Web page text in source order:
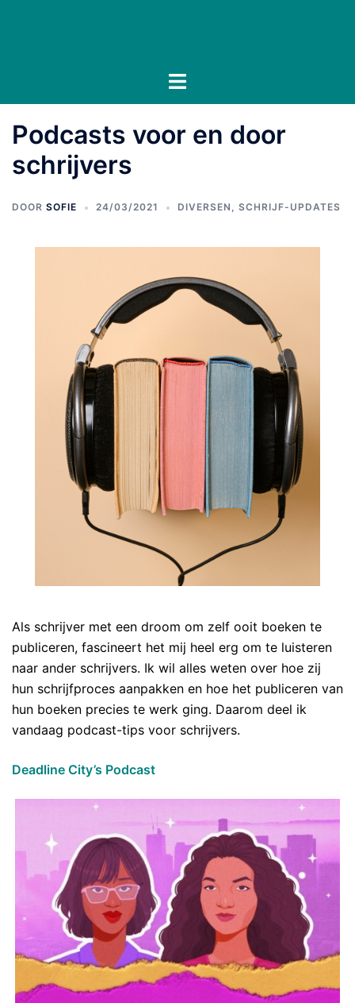
Toggle
Podcasts voor en door
schrijvers
DOOR SOFIE 24/03/2021 DIVERSEN , SCHRIJF-UPDATES
Als schrijver met een droom om zelf ooit boeken te
publiceren, fascineert het mij heel erg om te luisteren
naar ander schrijvers. Ik wil alles weten over hoe zij
hun schrijfproces aanpakken en hoe het publiceren van
hun boeken precies te werk ging. Daarom deel ik
vandaag podcast-tips voor schrijvers.
Deadline City’s Podcast